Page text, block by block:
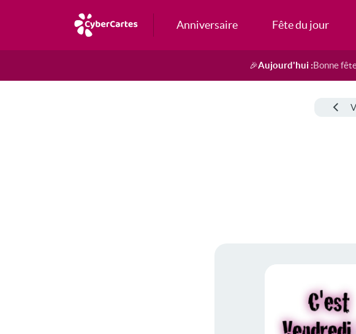
Anniversaire Fête du jour
🎉Aujourd'hui :Bonne